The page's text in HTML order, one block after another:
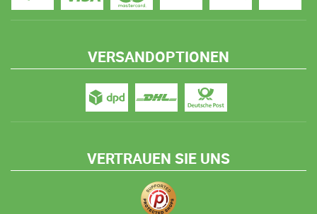
VERSANDOPTIONEN
VERTRAUEN SIE UNS